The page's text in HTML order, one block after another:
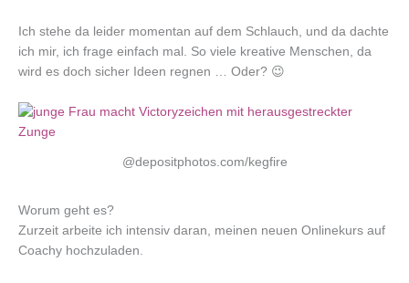
Ich stehe da leider momentan auf dem Schlauch, und da dachte
ich mir, ich frage einfach mal. So viele kreative Menschen, da
wird es doch sicher Ideen regnen … Oder? 😉
@depositphotos.com/kegfire
Worum geht es?
Zurzeit arbeite ich intensiv daran, meinen neuen Onlinekurs auf
Coachy hochzuladen.